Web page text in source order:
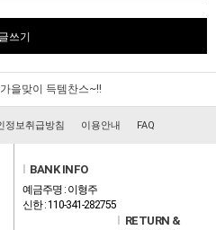
글쓰기
을맞이 득템찬스~!!
정보취급방침 이용안내 FAQ
BANK INFO
예금주명 : 이형주
신한 : 110-341-282755
RETURN &